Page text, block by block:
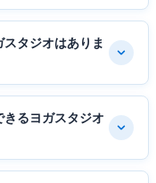
タジオはありま
るヨガスタジオ